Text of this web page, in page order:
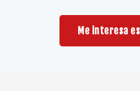
Me interesa